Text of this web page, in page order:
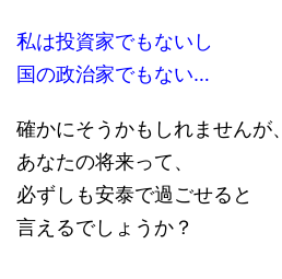
私は投資家でもないし
国の政治家でもない…
確かにそうかもしれませんが、
あなたの将来って、
必ずしも安泰で過ごせると
言えるでしょうか？